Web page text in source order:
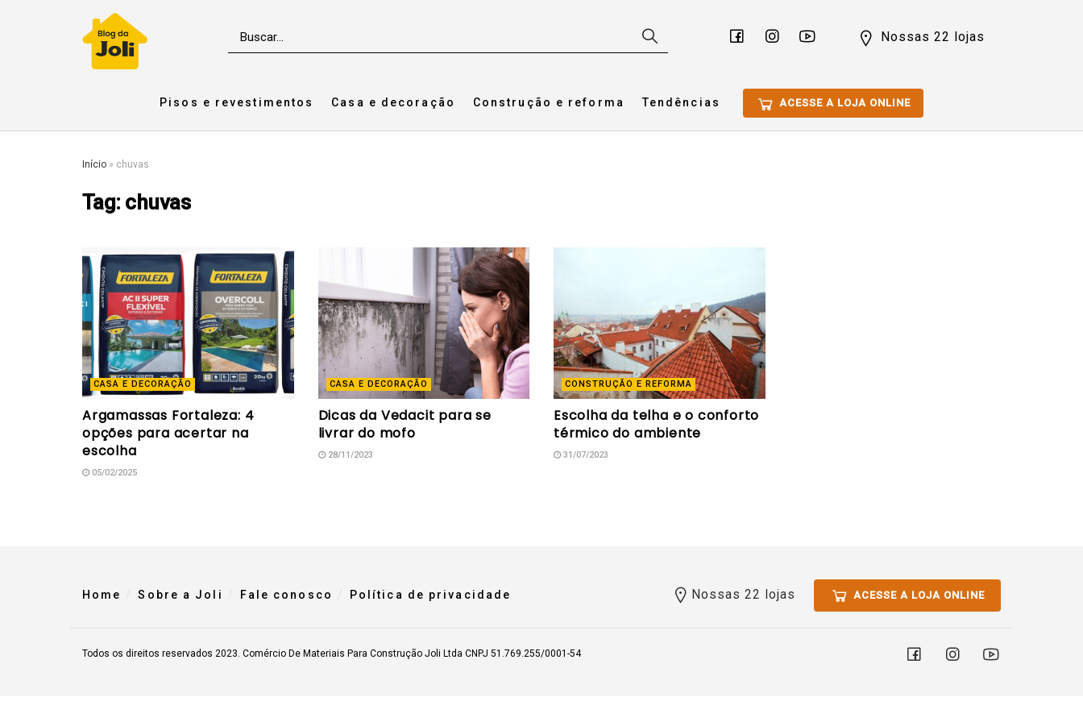
Nossas 22 lojas
Pisos e revestimentos Casa e decoração Construção e reforma Tendências ACESSE A LOJA ONLINE
Início » chuvas
Tag: chuvas
CASA E DECORAÇÃO
Argamassas Fortaleza: 4
opções para acertar na
escolha
05/02/2025
CASA E DECORAÇÃO
Dicas da Vedacit para se
livrar do mofo
28/11/2023
CONSTRUÇÃO E REFORMA
Escolha da telha e o conforto
térmico do ambiente
31/07/2023
Home Sobre a Joli Fale conosco Política de privacidade Nossas 22 lojas ACESSE A LOJA ONLINE
Todos os direitos reservados 2023. Comércio De Materiais Para Construção Joli Ltda CNPJ 51.769.255/0001-54